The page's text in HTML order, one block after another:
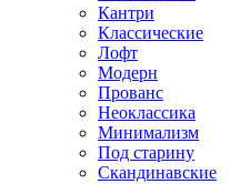
Кантри
Классические
Лофт
Модерн
Прованс
Неоклассика
Минимализм
Под старину
Скандинавские